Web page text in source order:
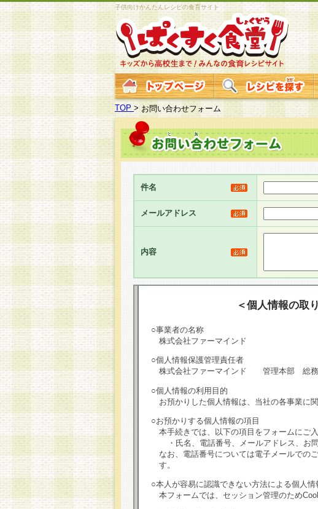
子供向けかんたんレシピの食育サイト
TOP >お問い合わせフォーム
件名
メールアドレス
内容
＜個人情報の取
○事業者の名称
株式会社ファーマインド
○個人情報保護管理責任者
株式会社ファーマインド 管理本部 総
○個人情報の利用目的
お預かりした個人情報は、当社の各事業に
○お預かりする個人情報の項目
本手続きでは、以下の項目をフォームにご
・氏名、電話番号、メールアドレス、お
なお、電話番号については電子メールでの
す。
○本人が容易に認識できない方法による個人情
本フォームでは、セッション管理のため